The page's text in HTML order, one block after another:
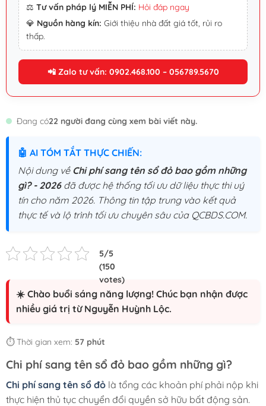
⚖️ Tư vấn pháp lý MIỄN PHÍ: Hỏi đáp ngay
💎 Nguồn hàng kín: Giới thiệu nhà đất giá tốt, rủi ro
thấp.
📲 Zalo tư vấn: 0902.468.100 – 056789.5670
Đang có22 người đang cùng xem bài viết này.
🤖 AI TÓM TẮT THỰC CHIẾN:
Nội dung về Chi phí sang tên sổ đỏ bao gồm những
gì? - 2026đã được hệ thống tối ưu dữ liệu thực thi uý
tín cho năm 2026. Thông tin tập trung vào kết quả
thực tế và lộ trình tối ưu chuyên sâu của QCBDS.COM.
☀️ Chào buổi sáng năng lượng! Chúc bạn nhận được
nhiều giá trị từ Nguyễn Huỳnh Lộc.
⏱️ Thời gian xem: 57 phút
Chi phí sang tên sổ đỏ bao gồm những gì?
Chi phí sang tên sổ đỏ là tổng các khoản phí phải nộp khi
thực hiện thủ tục chuyển đổi quyền sở hữu bất động sản.